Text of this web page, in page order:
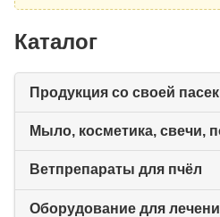
Каталог
Продукция со своей
Ветпрепараты для пчёл
Оборудование для